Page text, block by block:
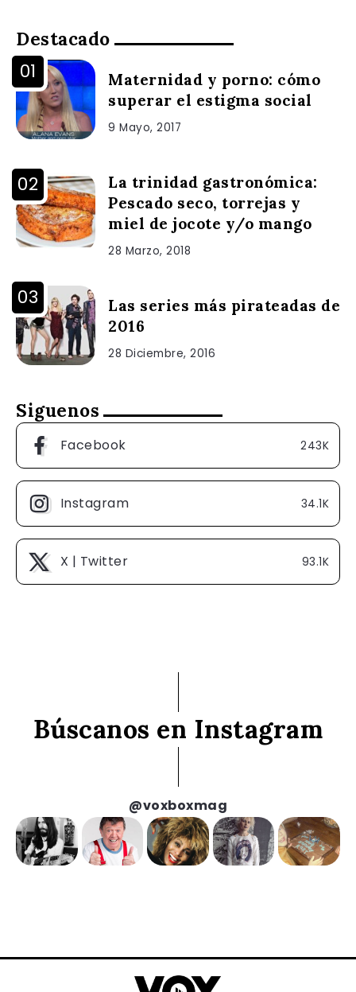
Destacado
Maternidad y porno: cómo
superar el estigma social
9 Mayo, 2017
La trinidad gastronómica:
Pescado seco, torrejas y
miel de jocote y/o mango
28 Marzo, 2018
Las series más pirateadas de
2016
28 Diciembre, 2016
Siguenos
Facebook 243K
Instagram 34.1K
X | Twitter 93.1K
Búscanos en Instagram
@voxboxmag